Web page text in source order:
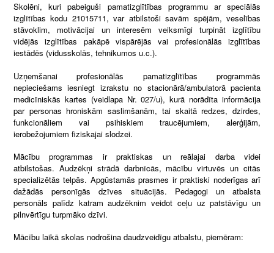
Skolēni, kuri pabeiguši pamatizglītības programmu ar speciālās
izglītības kodu 21015711, var atbilstoši savām spējām, veselības
stāvoklim, motivācijai un interesēm veiksmīgi turpināt izglītību
vidējās izglītības pakāpē vispārējās vai profesionālās izglītības
iestādēs (vidusskolās, tehnikumos u.c.).
Uzņemšanai profesionālās pamatizglītības programmās
nepieciešams iesniegt izrakstu no stacionārā/ambulatorā pacienta
medicīniskās kartes (veidlapa Nr. 027/u), kurā norādīta informācija
par personas hroniskām saslimšanām, tai skaitā redzes, dzirdes,
funkcionāliem vai psihiskiem traucējumiem, alerģijām,
ierobežojumiem fiziskajai slodzei.
Mācību programmas ir praktiskas un reālajai darba videi
atbilstošas. Audzēkņi strādā darbnīcās, mācību virtuvēs un citās
specializētās telpās. Apgūstamās prasmes ir praktiski noderīgas arī
dažādās personīgās dzīves situācijās. Pedagogi un atbalsta
personāls palīdz katram audzēknim veidot ceļu uz patstāvīgu un
pilnvērtīgu turpmāko dzīvi.
Mācību laikā skolas nodrošina daudzveidīgu atbalstu, piemēram: